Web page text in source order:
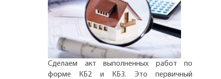
Сделаем акт выполненных работ по
форме КБ2 и КБ3. Это первичный